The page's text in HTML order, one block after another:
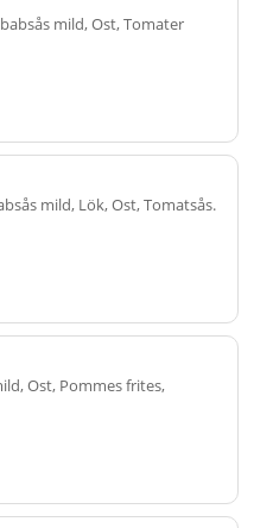
mild, Ost, Tomater
mild, Lök, Ost, Tomatsås.
Ost, Pommes frites,